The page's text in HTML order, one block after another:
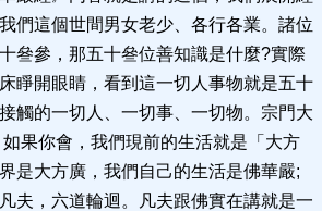
們這個世間男女老少、各行各業。諸位
叄參，那五十叄位善知識是什麼?實際
睜開眼睛，看到這一切人事物就是五十
觸的一切人、一切事、一切物。宗門大
果你會，我們現前的生活就是「大方
是大方廣，我們自己的生活是佛華嚴;
夫，六道輪迴。凡夫跟佛實在講就是一